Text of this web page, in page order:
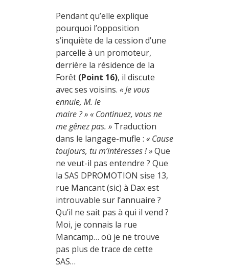
Pendant qu’elle explique
pourquoi l’opposition
s’inquiète de la cession d’une
parcelle à un promoteur,
derrière la résidence de la
Forêt (Point 16), il discute
avec ses voisins. « Je vous
ennuie, M. le
maire ? »« Continuez, vous ne
me gênez pas. » Traduction
dans le langage-mufle : « Cause
toujours, tu m’intéresses ! »Que
ne veut-il pas entendre ? Que
la SAS DPROMOTION sise 13,
rue Mancant (sic) à Dax est
introuvable sur l’annuaire ?
Qu’il ne sait pas à qui il vend ?
Moi, je connais la rue
Mancamp… où je ne trouve
pas plus de trace de cette
SAS…